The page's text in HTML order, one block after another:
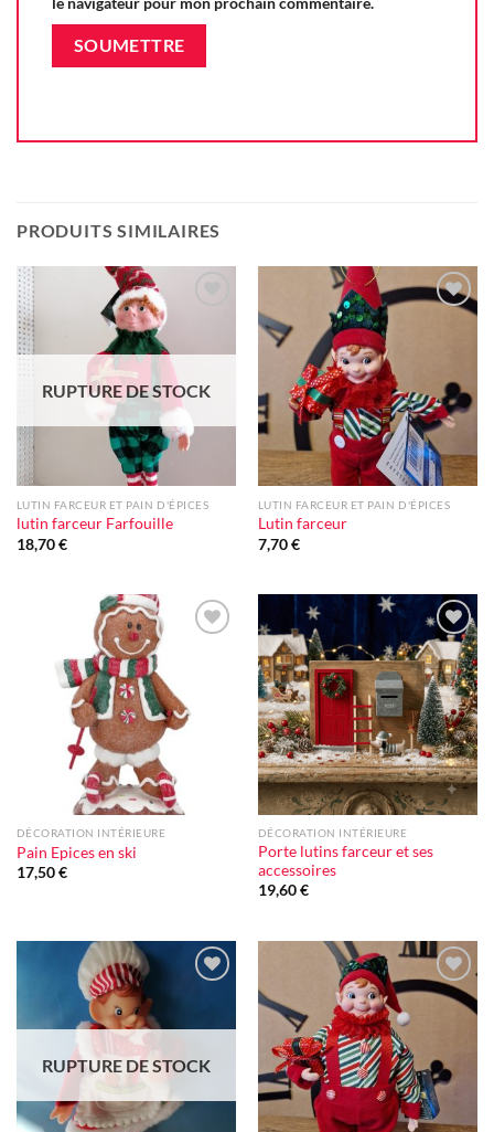
PRODUITS SIMILAIRES
d'envie
RUPTURE DE STOCK
LUTIN FARCEUR ET PAIN D'ÉPICES
lutin farceur Farfouille
18,70€
LUTIN FARCEUR ET PAIN D'ÉPICES
Lutin farceur
7,70€
DÉCORATION INTÉRIEURE
Pain Epices en ski
17,50€
Ajouter
à la liste
d'envie
DÉCORATION INTÉRIEURE
Porte lutins farceur et ses
accessoires
19,60€
d'envie
RUPTURE DE STOCK
Ajouter
à la liste